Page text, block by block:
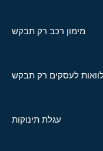
מימון רכב רק תבקש
לעסקים רק תבקש
עגלת תינוקות